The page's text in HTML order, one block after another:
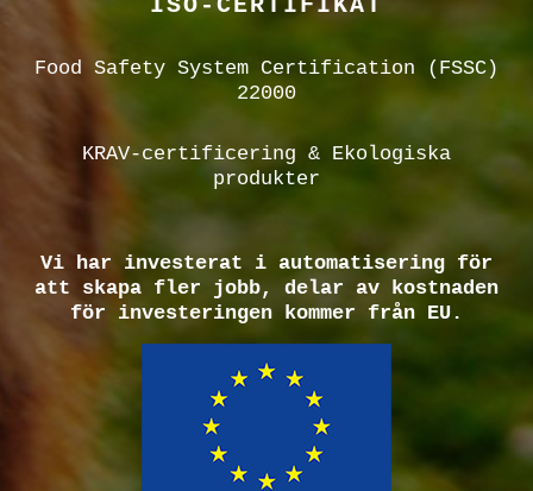
ISO-CERTIFIKAT
Food Safety System Certification (FSSC)
22000
KRAV-certificering & Ekologiska
produkter
Vi har investerat i automatisering för
att skapa fler jobb, delar av kostnaden
för investeringen kommer från EU.